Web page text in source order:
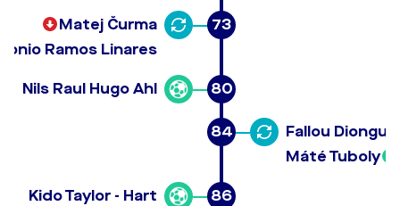
73
Matej Čurma
Ramos Linares
80
Nils Raul Hugo Ahl
84
Fallou Diongue
Máté Tuboly
86
Kido Taylor - Hart